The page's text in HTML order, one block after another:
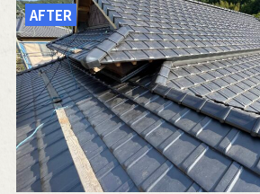
AFTER